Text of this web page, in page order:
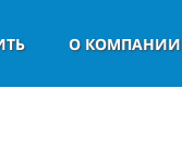
О КОМПАНИИ